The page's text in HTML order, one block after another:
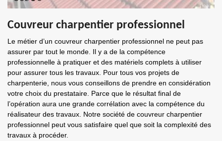
Couvreur charpentier professionnel
Le métier d’un couvreur charpentier professionnel ne peut pas
assurer par tout le monde. Il y a de la compétence
professionnelle à pratiquer et des matériels complets à utiliser
pour assurer tous les travaux. Pour tous vos projets de
charpenterie, nous vous conseillons de prendre en considération
votre choix du prestataire. Parce que le résultat final de
l’opération aura une grande corrélation avec la compétence du
réalisateur des travaux. Notre société de couvreur charpentier
professionnel peut vous satisfaire quel que soit la complexité des
travaux à procéder.